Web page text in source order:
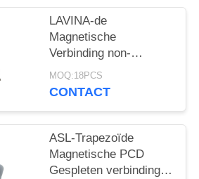
LAVINA-de
Magnetische
Verbinding non-
threaded Diamond
Grinding Shoes van de
MOQ:18PCS
CONTACT
ASL-Trapezoïde
Magnetische PCD
Gespleten verbinding